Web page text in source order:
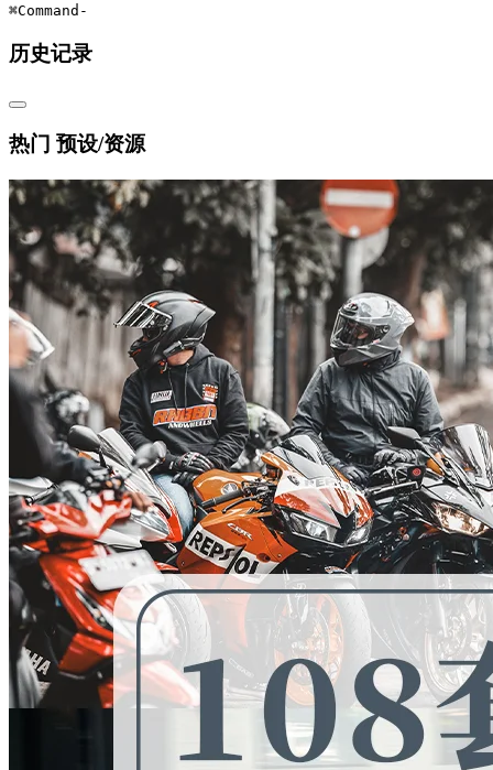
⌘Command -
历史记录
热门 预设/资源